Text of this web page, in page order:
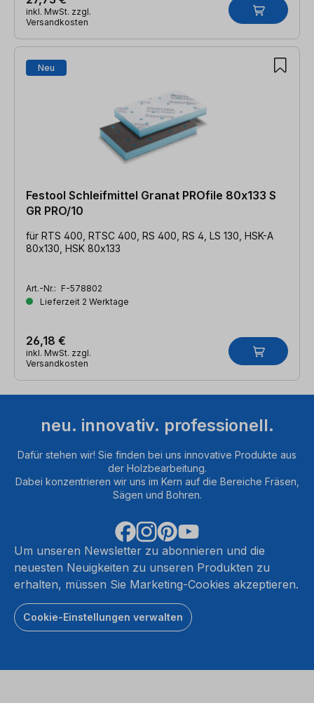
inkl. MwSt. zzgl.
Versandkosten
Neu
Festool Schleifmittel Granat PROfile 80x133 S
GR PRO/10
für RTS 400, RTSC 400, RS 400, RS 4, LS 130, HSK-A
80x130, HSK 80x133
Art.-Nr.: F-578802
Lieferzeit 2 Werktage
26,18 €
inkl. MwSt. zzgl.
Versandkosten
neu. innovativ. professionell.
Dafür stehen wir! Sie finden bei uns innovative Produkte aus
der Holzbearbeitung.
Dabei konzentrieren wir uns im Kern auf die Bereiche Fräsen,
Sägen und Bohren.
Um unseren Newsletter zu abonnieren und die
neuesten Neuigkeiten zu unseren Produkten zu
erhalten, müssen Sie Marketing-Cookies akzeptieren.
Cookie-Einstellungen verwalten